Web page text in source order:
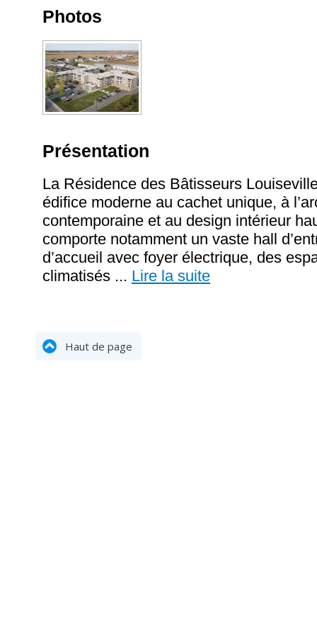
Photos
Présentation
La Résidence des Bâtisseurs
édifice moderne au cachet unique, à
contemporaine et au design intérieur
comporte notamment un vaste hall
d’accueil avec foyer électrique, des
climatisés ... Lire la suite
Haut de page